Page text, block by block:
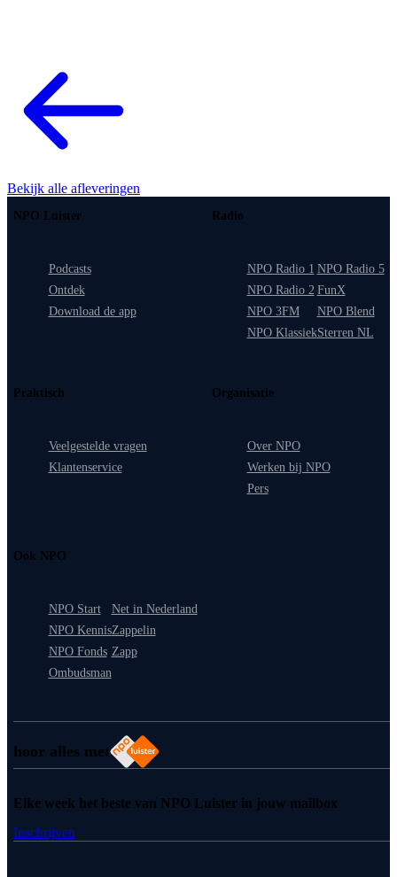
Bekijk alle afleveringen
hoor alles met
NPO Luister
Podcasts
Ontdek
Download de app
Radio
NPO Radio 1
NPO Radio 2
NPO 3FM
NPO Klassiek
NPO Radio 5
FunX
NPO Blend
Sterren NL
Praktisch
Veelgestelde vragen
Klantenservice
Organisatie
Over NPO
Werken bij NPO
Pers
Ook NPO
NPO Start
NPO Kennis
NPO Fonds
Ombudsman
Net in Nederland
Zappelin
Zapp
Elke week het beste van NPO Luister in jouw mailbox
Inschrijven